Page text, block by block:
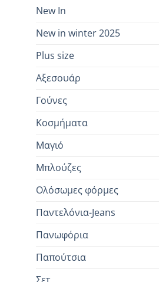
New In
New in winter 2025
Plus size
Αξεσουάρ
Γούνες
Κοσμήματα
Μαγιό
Μπλούζες
Ολόσωμες φόρμες
Παντελόνια-Jeans
Πανωφόρια
Παπούτσια